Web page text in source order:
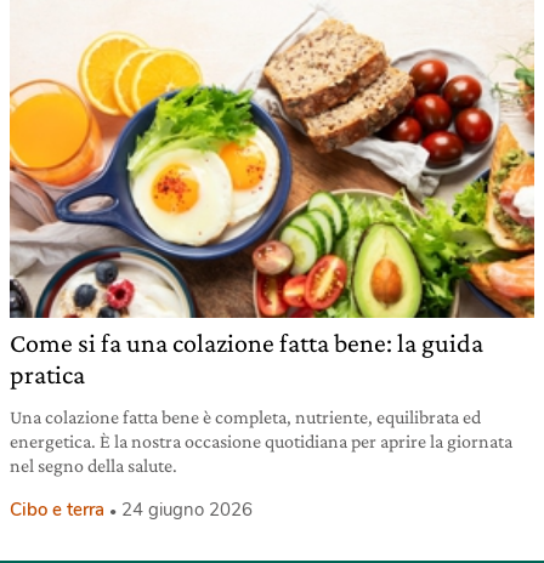
Come si fa una colazione fatta bene: la guida
pratica
Una colazione fatta bene è completa, nutriente, equilibrata ed
energetica. È la nostra occasione quotidiana per aprire la giornata
nel segno della salute.
Cibo e terra 24 giugno 2026